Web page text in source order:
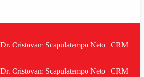
Dr. Cristovam Scapulatempo Neto | CRM
Dr. Cristovam Scapulatempo Neto | CRM